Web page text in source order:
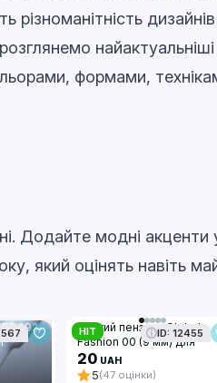
формами,
Додайте модні акценти
який оцінять навіть
292,
HIT ID: 12455
Тонкий пензель Global
Fashion 00 (9 мм) для
малювання та дизайну
нігтів
20 UAH
5(47 оцінки)